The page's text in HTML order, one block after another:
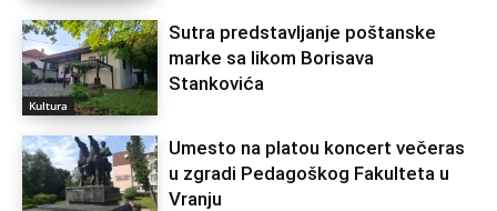
Kultura
Sutra predstavljanje poštanske
marke sa likom Borisava
Stankovića
Umesto na platou koncert večeras
u zgradi Pedagoškog Fakulteta u
Vranju